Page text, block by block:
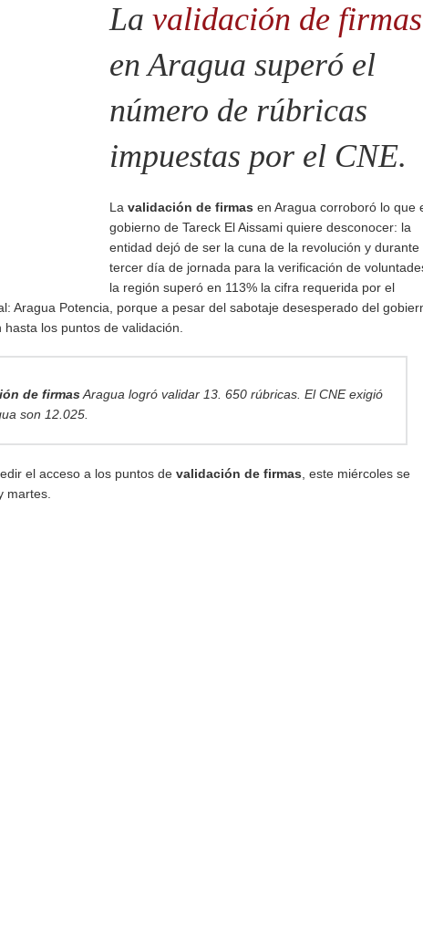
La validación de firmas
en Aragua superó el
número de rúbricas
impuestas por el CNE.
La validación de firmas en Aragua corroboró lo que
gobierno de Tareck El Aissami quiere desconocer: la
entidad dejó de ser la cuna de la revolución y durante
tercer día de jornada para la verificación de
la región superó en 113% la cifra requerida por el
Aragua Potencia, porque a pesar del sabotaje desesperado del
los puntos de validación.
de firmasAragua logró validar 13. 650 rúbricas. El CNE exigió
son 12.025.
el acceso a los puntos de validación de firmas, este miércoles se
martes.